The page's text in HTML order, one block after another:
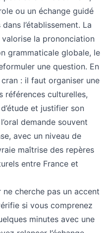
ou un échange guidé
l’établissement. La
valorise la prononciation
grammaticale globale, le
une question. En
cran : il faut organiser une
références culturelles,
et justifier son
demande souvent
avec un niveau de
maîtrise des repères
entre France et
ne cherche pas un accent
si vous comprenez
minutes avec une